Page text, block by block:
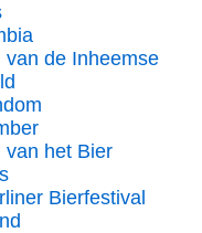
van de Inheemse
van het Bier
Bierfestival